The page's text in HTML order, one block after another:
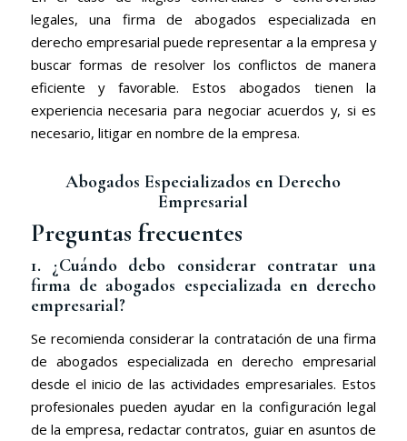
legales, una firma de abogados especializada en
derecho empresarial puede representar a la empresa y
buscar formas de resolver los conflictos de manera
eficiente y favorable. Estos abogados tienen la
experiencia necesaria para negociar acuerdos y, si es
necesario, litigar en nombre de la empresa.
Abogados Especializados en Derecho
Empresarial
Preguntas frecuentes
1. ¿Cuándo debo considerar contratar una
firma de abogados especializada en derecho
empresarial?
Se recomienda considerar la contratación de una firma
de abogados especializada en derecho empresarial
desde el inicio de las actividades empresariales. Estos
profesionales pueden ayudar en la configuración legal
de la empresa, redactar contratos, guiar en asuntos de